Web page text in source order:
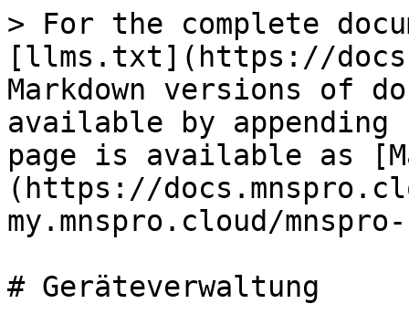
> For the complete
[llms.txt](https://
Markdown versions of
available by
page is available as
(https://
my.mnspro.cloud/
# Geräteverwaltung